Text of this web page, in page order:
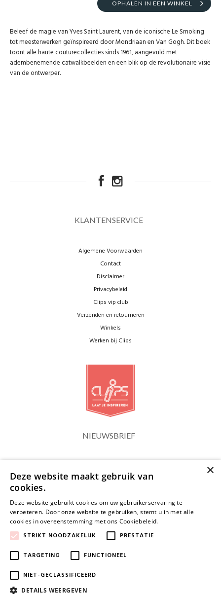
OPHALEN IN EEN WINKEL
Beleef de magie van Yves Saint Laurent, van de iconische Le Smoking
tot meesterwerken geïnspireerd door Mondriaan en Van Gogh. Dit boek
toont alle haute couturecollecties sinds 1961, aangevuld met
adembenemende catwalkbeelden en een blik op de revolutionaire visie
van de ontwerper.
KLANTENSERVICE
Algemene Voorwaarden
Contact
Disclaimer
Privacybeleid
Clips vip club
Verzenden en retourneren
Winkels
Werken bij Clips
NIEUWSBRIEF
×
Deze website maakt gebruik van
cookies.
Deze website gebruikt cookies om uw gebruikerservaring te
verbeteren. Door onze website te gebruiken, stemt u in met alle
cookies in overeenstemming met ons Cookiebeleid.
STRIKT NOODZAKELIJK
PRESTATIE
TARGETING
FUNCTIONEEL
NIET-GECLASSIFICEERD
DETAILS WEERGEVEN